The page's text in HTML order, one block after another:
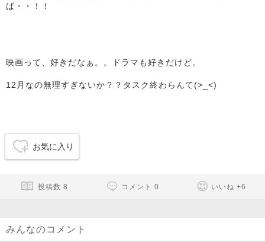
ば・・！！
映画って、好きだなぁ。。ドラマも好きだけど。
12月なの無理すぎないか？？タスク終わらんて(>_<)
お気に入り
投稿数 8 コメント 0 いいね +6
みんなのコメント